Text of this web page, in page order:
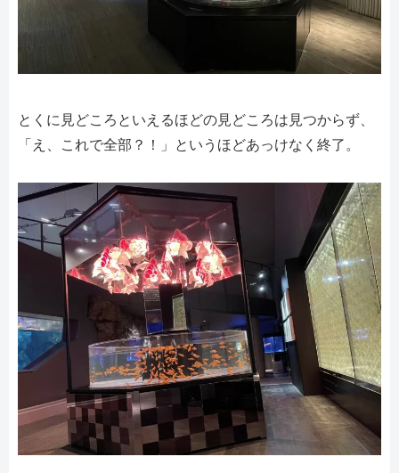
とくに見どころといえるほどの見どころは見つからず、
「え、これで全部？！」というほどあっけなく終了。